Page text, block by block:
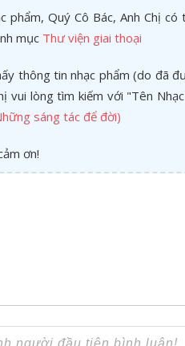
phẩm, Quý Cô Bác, Anh Chị
mục Thư viện giai thoại
thông tin nhạc phẩm (do đã
vui lòng tìm kiếm với "Tên
sáng tác để đời)
ơn!